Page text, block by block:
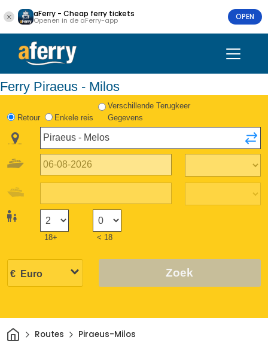
aFerry - Cheap ferry tickets
Openen in de aFerry-app OPEN
Ferry Piraeus - Milos
Retour Enkele reis
Verschillende Terugkeer
Gegevens
18+ < 18
Zoek
ThuisRoutes Piraeus-Milos